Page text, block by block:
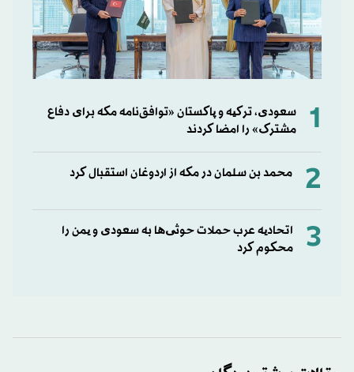
1
سعودی، ترکیه و پاکستان «توافق‌نامه مکه برای دفاع
مشترک» را امضا کردند
2 محمد بن سلمان در مکه از اردوغان استقبال کرد
3
اتحادیه عرب حملات حوثی‌ها به سعودی و یمن را
محکوم کرد